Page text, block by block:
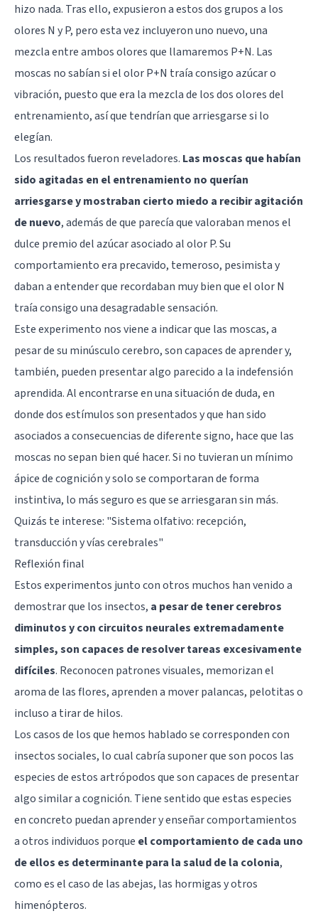
hizo nada. Tras ello, expusieron a estos dos grupos a los
olores N y P, pero esta vez incluyeron uno nuevo, una
mezcla entre ambos olores que llamaremos P+N. Las
moscas no sabían si el olor P+N traía consigo azúcar o
vibración, puesto que era la mezcla de los dos olores del
entrenamiento, así que tendrían que arriesgarse si lo
elegían.
Los resultados fueron reveladores. Las moscas que habían
sido agitadas en el entrenamiento no querían
arriesgarse y mostraban cierto miedo a recibir agitación
de nuevo, además de que parecía que valoraban menos el
dulce premio del azúcar asociado al olor P. Su
comportamiento era precavido, temeroso, pesimista y
daban a entender que recordaban muy bien que el olor N
traía consigo una desagradable sensación.
Este experimento nos viene a indicar que las moscas, a
pesar de su minúsculo cerebro, son capaces de aprender y,
también, pueden presentar algo parecido a la indefensión
aprendida. Al encontrarse en una situación de duda, en
donde dos estímulos son presentados y que han sido
asociados a consecuencias de diferente signo, hace que las
moscas no sepan bien qué hacer. Si no tuvieran un mínimo
ápice de cognición y solo se comportaran de forma
instintiva, lo más seguro es que se arriesgaran sin más.
Quizás te interese: "Sistema olfativo: recepción,
transducción y vías cerebrales"
Reflexión final
Estos experimentos junto con otros muchos han venido a
demostrar que los insectos, a pesar de tener cerebros
diminutos y con circuitos neurales extremadamente
simples, son capaces de resolver tareas excesivamente
difíciles. Reconocen patrones visuales, memorizan el
aroma de las flores, aprenden a mover palancas, pelotitas o
incluso a tirar de hilos.
Los casos de los que hemos hablado se corresponden con
insectos sociales, lo cual cabría suponer que son pocos las
especies de estos artrópodos que son capaces de presentar
algo similar a cognición. Tiene sentido que estas especies
en concreto puedan aprender y enseñar comportamientos
a otros individuos porque el comportamiento de cada uno
de ellos es determinante para la salud de la colonia,
como es el caso de las abejas, las hormigas y otros
himenópteros.